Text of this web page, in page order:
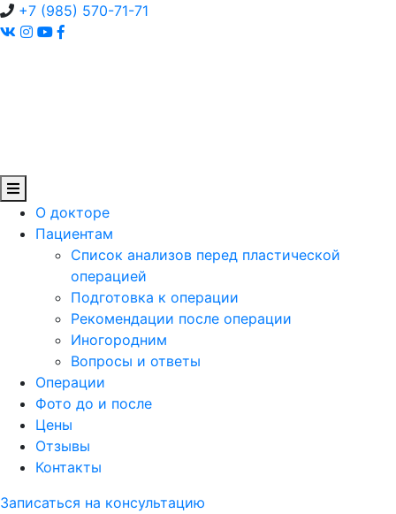
+7 (985) 570-71-71
О докторе
Пациентам
Список анализов перед пластической
операцией
Подготовка к операции
Рекомендации после операции
Иногородним
Вопросы и ответы
Операции
Фото до и после
Цены
Отзывы
Контакты
Записаться на консультацию